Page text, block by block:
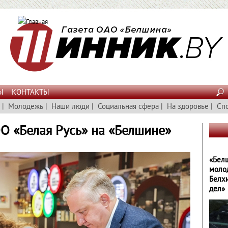
КОНТАКТЫ
| Молодежь | Наши люди | Социальная сфера | На здоровье |
«Белая Русь» на «Белшине»
дел»